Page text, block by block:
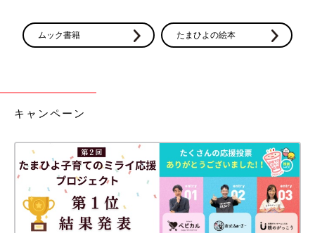
ムック書籍 たまひよの絵本
キャンペーン